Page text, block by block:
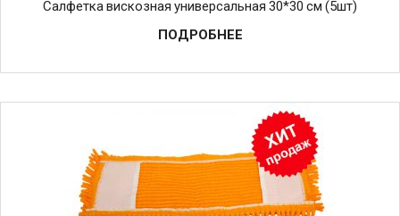
Салфетка вискозная универсальная 30*30 см (5шт)
ПОДРОБНЕЕ